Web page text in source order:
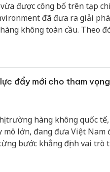
được công bố trên tạp
đã đưa ra giải
không toàn cầu. Theo
phát thải CO2 mà
tế.
đẩy mới cho tham
trường hàng không quốc
mô lớn, đang đưa Việt Nam
bước khẳng định vai trò